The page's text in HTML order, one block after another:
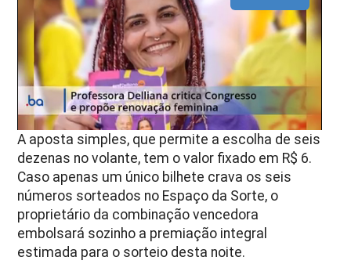
A aposta simples, que permite a escolha de seis
dezenas no volante, tem o valor fixado em R$ 6.
Caso apenas um único bilhete crava os seis
números sorteados no Espaço da Sorte, o
proprietário da combinação vencedora
embolsará sozinho a premiação integral
estimada para o sorteio desta noite.